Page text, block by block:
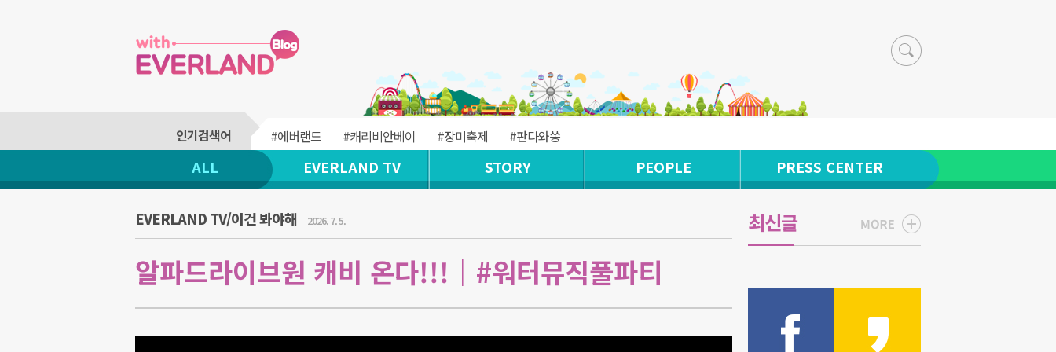
#에버랜드 #캐리비안베이 #장미축제 #판다와쏭
ALL EVERLAND TV STORY PEOPLE PRESS CENTER
EVERLAND TV/이건 봐야해 2026. 7. 5.
알파드라이브원 캐비 온다!!!｜#워터뮤직풀파티
최신글